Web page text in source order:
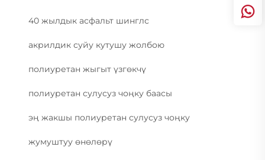
40 жылдык асфальт шинглс
акрилдик суйу кутушу жолбою
полиуретан жыгыт үзгөкчү
полиуретан сулусуз чоңку баасы
эң жакшы полиуретан сулусуз чоңку
жумуштуу өнөлөрү